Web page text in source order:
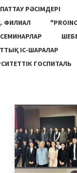
РӘСІМДЕРІ
ФИЛИАЛ
СЕМИНАРЛАР
ІС-ШАРАЛАР
ГОСПИТАЛЬ